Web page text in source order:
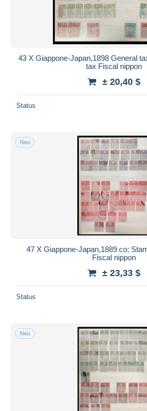
43 X Giappone-Japan,1898 General
tax Fiscal nippon
± 20,40 $
Status
Neu
47 X Giappone-Japan,1889 co;
Fiscal nippon
± 23,33 $
Status
Neu